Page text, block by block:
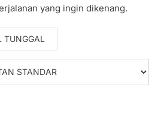
yang ingin dikenang.
TUNGGAL